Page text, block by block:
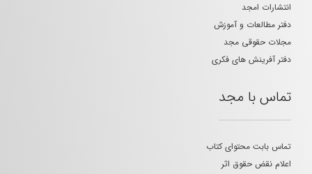
انتشارات امجد
دفتر مطالعات و آموزش
مجلات حقوقی مجد
دفتر آفرینش های فکری
تماس با مجد
تماس بابت محتوای کتاب
اعلام نقض حقوق اثر